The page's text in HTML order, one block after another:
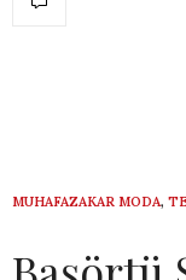
MUHAFAZAKAR MODA,